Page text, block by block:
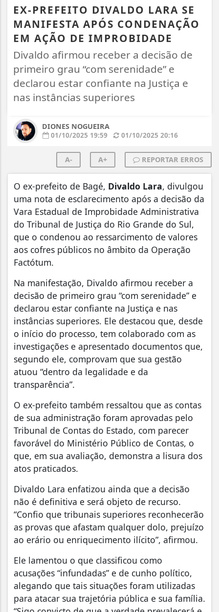
EX-PREFEITO DIVALDO LARA SE
MANIFESTA APÓS CONDENAÇÃO
EM AÇÃO DE IMPROBIDADE
Divaldo afirmou receber a decisão de
primeiro grau “com serenidade” e
declarou estar confiante na Justiça e
nas instâncias superiores
DIONES NOGUEIRA
01/10/2025 19:59
01/10/2025 20:16
A- A+ REPORTAR ERROS
O ex-prefeito de Bagé, Divaldo Lara, divulgou
uma nota de esclarecimento após a decisão da
Vara Estadual de Improbidade Administrativa
do Tribunal de Justiça do Rio Grande do Sul,
que o condenou ao ressarcimento de valores
aos cofres públicos no âmbito da Operação
Factótum.
Na manifestação, Divaldo afirmou receber a
decisão de primeiro grau “com serenidade” e
declarou estar confiante na Justiça e nas
instâncias superiores. Ele destacou que, desde
o início do processo, tem colaborado com as
investigações e apresentado documentos que,
segundo ele, comprovam que sua gestão
atuou “dentro da legalidade e da
transparência”.
O ex-prefeito também ressaltou que as contas
de sua administração foram aprovadas pelo
Tribunal de Contas do Estado, com parecer
favorável do Ministério Público de Contas, o
que, em sua avaliação, demonstra a lisura dos
atos praticados.
Divaldo Lara enfatizou ainda que a decisão
não é definitiva e será objeto de recurso.
“Confio que tribunais superiores reconhecerão
as provas que afastam qualquer dolo, prejuízo
ao erário ou enriquecimento ilícito”, afirmou.
Ele lamentou o que classificou como
acusações “infundadas” e de cunho político,
alegando que tais situações foram utilizadas
para atacar sua trajetória pública e sua família.